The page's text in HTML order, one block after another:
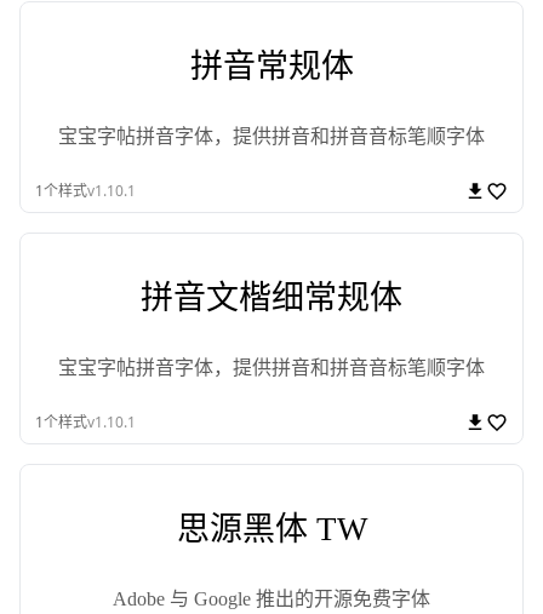
拼音常规体
宝宝字帖拼音字体，提供拼音和拼音音标笔顺字体
1个样式v1.10.1
拼音文楷细常规体
宝宝字帖拼音字体，提供拼音和拼音音标笔顺字体
1个样式v1.10.1
思源黑体 TW
Adobe 与 Google 推出的开源免费字体